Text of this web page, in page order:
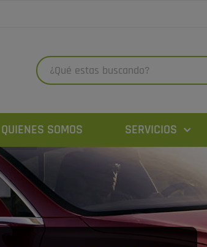
QUIENES SOMOS SERVICIOS